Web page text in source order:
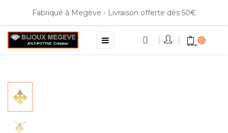
Fabriqué à Megève - Livraison offerte dès 50€
Basculer
la
☰ 0